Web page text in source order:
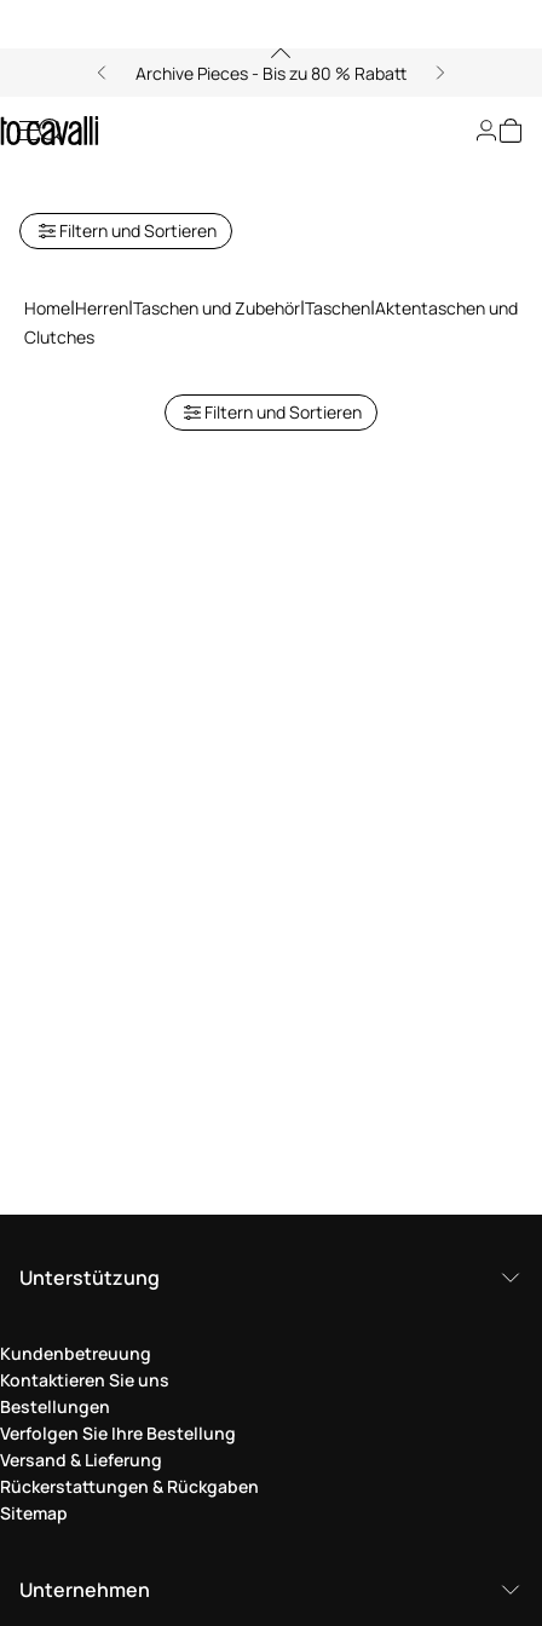
Archive Pieces - Bis zu 80 % Rabatt
Aktentaschen und Clutches für
Herren
Filtern und Sortieren
Home Herren Taschen und Zubehör Taschen Aktentaschen und
Clutches
Filtern und Sortieren
Unterstützung
Kundenbetreuung
Kontaktieren Sie uns
Bestellungen
Verfolgen Sie Ihre Bestellung
Versand & Lieferung
Rückerstattungen & Rückgaben
Sitemap
Unternehmen